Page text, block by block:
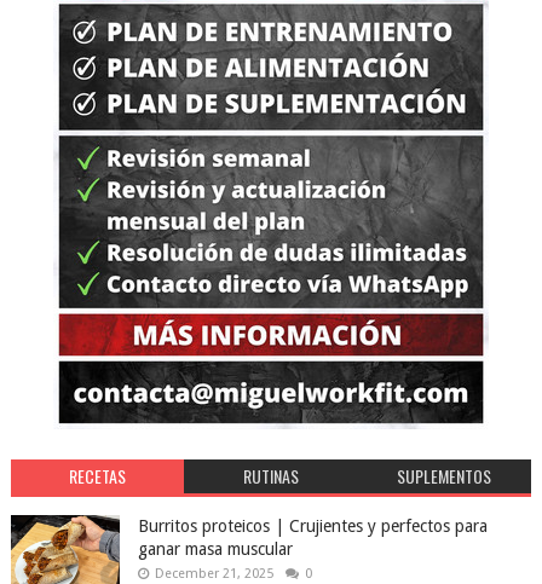
RECETAS RUTINAS SUPLEMENTOS
Burritos proteicos | Crujientes y perfectos para
ganar masa muscular
December 21, 2025 0